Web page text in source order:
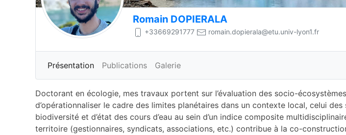
Romain DOPIERALA
+33669291777 romain.dopierala@etu.univ-lyon1.fr
Présentation Publications Galerie
Doctorant en écologie, mes travaux portent sur l’évaluation des socio-
d’opérationnaliser le cadre des limites planétaires dans un contexte local, celui
biodiversité et d’état des cours d’eau au sein d’un indice composite
territoire (gestionnaires, syndicats, associations, etc.) contribue à la co-